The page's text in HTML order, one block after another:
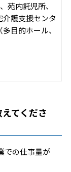
苑内託児所、
護支援センタ
目的ホール、
てくださ
での仕事量が